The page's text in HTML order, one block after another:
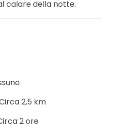
calare della notte.
2,5 km
2 ore